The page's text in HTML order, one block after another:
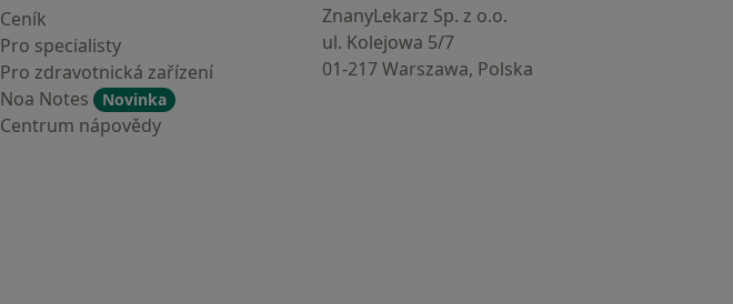
Ceník
Pro specialisty
Pro zdravotnická zařízení
Noa Notes
Novinka
Centrum nápovědy
ZnanyLekarz Sp. z o.o.
ul. Kolejowa 5/7
01-217 Warszawa, Polska